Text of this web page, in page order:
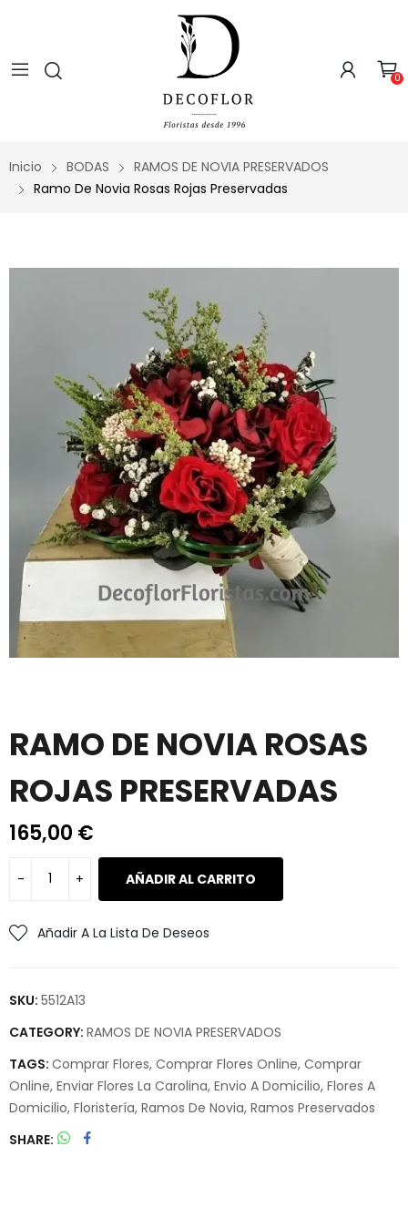
0
Inicio BODAS
RAMOS DE NOVIA PRESERVADOS
Ramo De Novia Rosas Rojas Preservadas
RAMO DE NOVIA ROSAS
ROJAS PRESERVADAS
165,00 €
AÑADIR AL CARRITO
Añadir A La Lista De Deseos
SKU: 5512A13
CATEGORY: RAMOS DE NOVIA PRESERVADOS
TAGS: Comprar Flores, Comprar Flores Online, Comprar
Online, Enviar Flores La Carolina, Envio A Domicilio, Flores A
Domicilio, Floristería, Ramos De Novia, Ramos Preservados
SHARE